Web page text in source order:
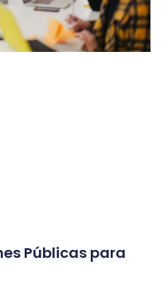
Públicas para